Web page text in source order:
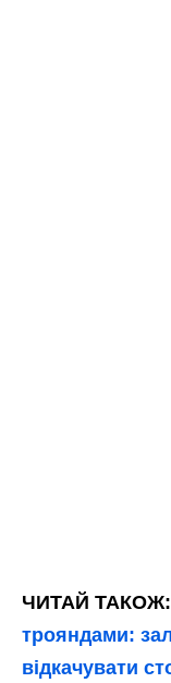
ЧИТАЙ ТАКОЖ:
трояндами:
відкачувати